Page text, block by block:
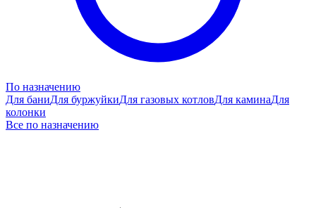
По назначению
Для баниДля буржуйкиДля газовых котловДля каминаДля
колонки
Все по назначению